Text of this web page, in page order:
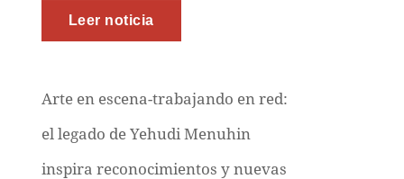
Leer noticia
Arte en escena-trabajando en red:
el legado de Yehudi Menuhin
inspira reconocimientos y nuevas